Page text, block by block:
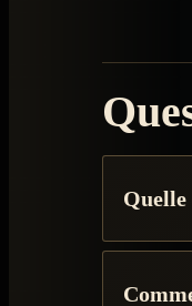
Quelle